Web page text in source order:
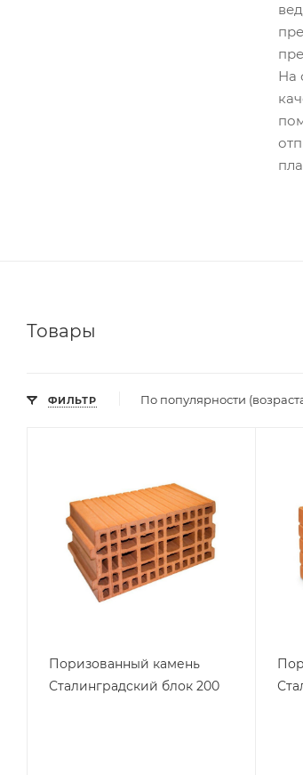
На
Товары
ФИЛЬТР По популярности
Поризованный камень
Сталинградский блок 200